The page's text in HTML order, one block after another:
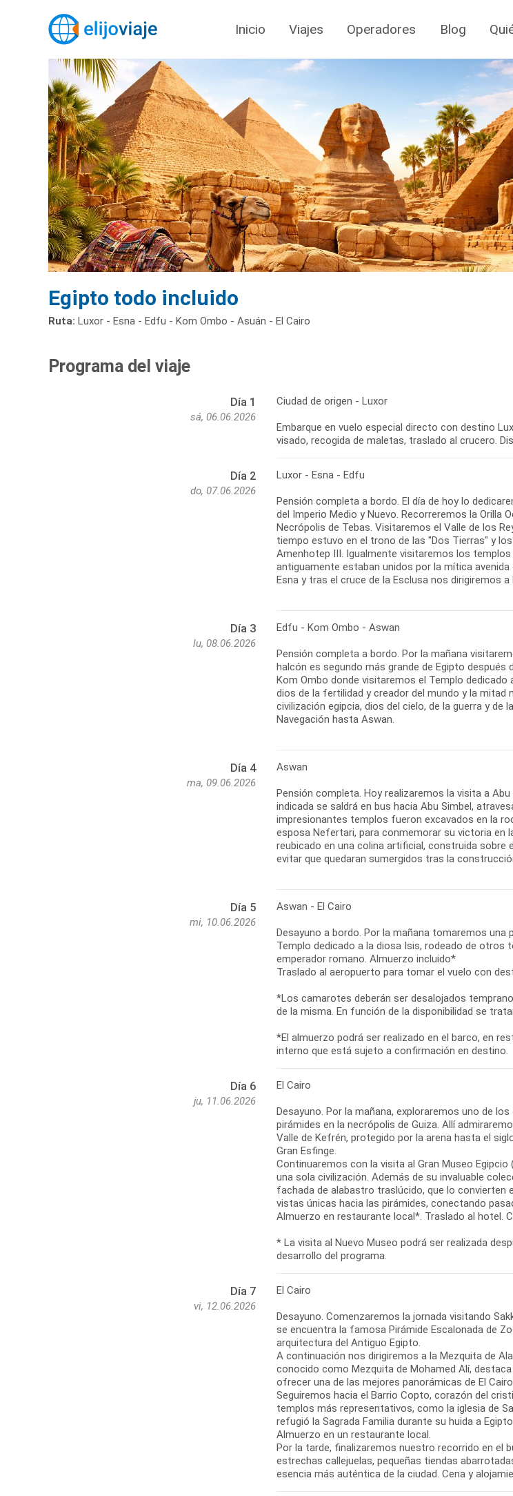
Inicio Viajes Operadores Blog
Egipto todo incluido
Ruta: Luxor - Esna - Edfu - Kom Ombo - Asuán - El Cairo
Programa del viaje
Día 1
sá, 06.06.2026
Ciudad de origen - Luxor
Embarque en vuelo especial directo con destino
visado, recogida de maletas, traslado al crucero.
Día 2
do, 07.06.2026
Luxor - Esna - Edfu
Pensión completa a bordo. El día de hoy lo
del Imperio Medio y Nuevo. Recorreremos la Orilla
Necrópolis de Tebas. Visitaremos el Valle de los
tiempo estuvo en el trono de las "Dos Tierras" y
Amenhotep III. Igualmente visitaremos los
antiguamente estaban unidos por la mítica
Esna y tras el cruce de la Esclusa nos dirigiremos a
Día 3
lu, 08.06.2026
Edfu - Kom Ombo - Aswan
Pensión completa a bordo. Por la mañana
halcón es segundo más grande de Egipto
Kom Ombo donde visitaremos el Templo
dios de la fertilidad y creador del mundo y la mitad
civilización egipcia, dios del cielo, de la guerra y
Navegación hasta Aswan.
Día 4
ma, 09.06.2026
Aswan
Pensión completa. Hoy realizaremos la visita a
indicada se saldrá en bus hacia Abu Simbel,
impresionantes templos fueron excavados en la
esposa Nefertari, para conmemorar su victoria en
reubicado en una colina artificial, construida
evitar que quedaran sumergidos tras la
Día 5
mi, 10.06.2026
Aswan - El Cairo
Desayuno a bordo. Por la mañana tomaremos una
Templo dedicado a la diosa Isis, rodeado de otros
emperador romano. Almuerzo incluido*
Traslado al aeropuerto para tomar el vuelo con
*Los camarotes deberán ser desalojados
de la misma. En función de la disponibilidad se
*El almuerzo podrá ser realizado en el barco, en
interno que está sujeto a confirmación en destino.
Día 6
ju, 11.06.2026
El Cairo
Desayuno. Por la mañana, exploraremos uno de
pirámides en la necrópolis de Guiza. Allí
Valle de Kefrén, protegido por la arena hasta el
Gran Esfinge.
Continuaremos con la visita al Gran Museo
una sola civilización. Además de su invaluable
fachada de alabastro traslúcido, que lo convierten
vistas únicas hacia las pirámides, conectando
Almuerzo en restaurante local*. Traslado al hotel.
* La visita al Nuevo Museo podrá ser realizada
desarrollo del programa.
Día 7
vi, 12.06.2026
El Cairo
Desayuno. Comenzaremos la jornada visitando
se encuentra la famosa Pirámide Escalonada de
arquitectura del Antiguo Egipto.
A continuación nos dirigiremos a la Mezquita de
conocido como Mezquita de Mohamed Alí,
ofrecer una de las mejores panorámicas de El
Seguiremos hacia el Barrio Copto, corazón del
templos más representativos, como la iglesia de
refugió la Sagrada Familia durante su huida a
Almuerzo en un restaurante local.
Por la tarde, finalizaremos nuestro recorrido en el
estrechas callejuelas, pequeñas tiendas
esencia más auténtica de la ciudad. Cena y